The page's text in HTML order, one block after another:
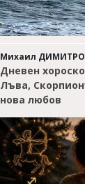
Михаил
Дневен
Лъва,
нова любов